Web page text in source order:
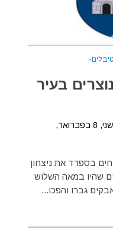
•
בעיר
יום שישי, 5 בפברואר, 2027 - יום שני, 8 בפברואר,
בספרד את ניצחון
שהיו במאה השלוש
גברו והפכו...